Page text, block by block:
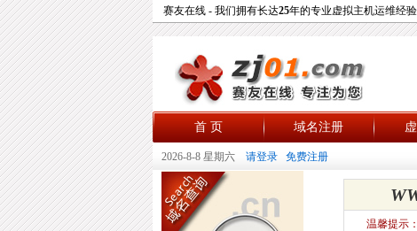
赛友在线 - 我们拥有长达25年的专业虚拟主机运维经
首 页 域名注册
2026-8-8 星期六 请登录 免费注册
温馨提示